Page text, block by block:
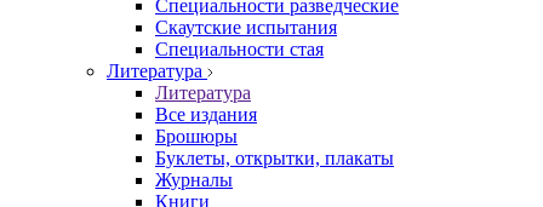
Специальности разведческие
Скаутские испытания
Специальности стая
Литература
Литература
Все издания
Брошюры
Буклеты, открытки, плакаты
Журналы
Книги